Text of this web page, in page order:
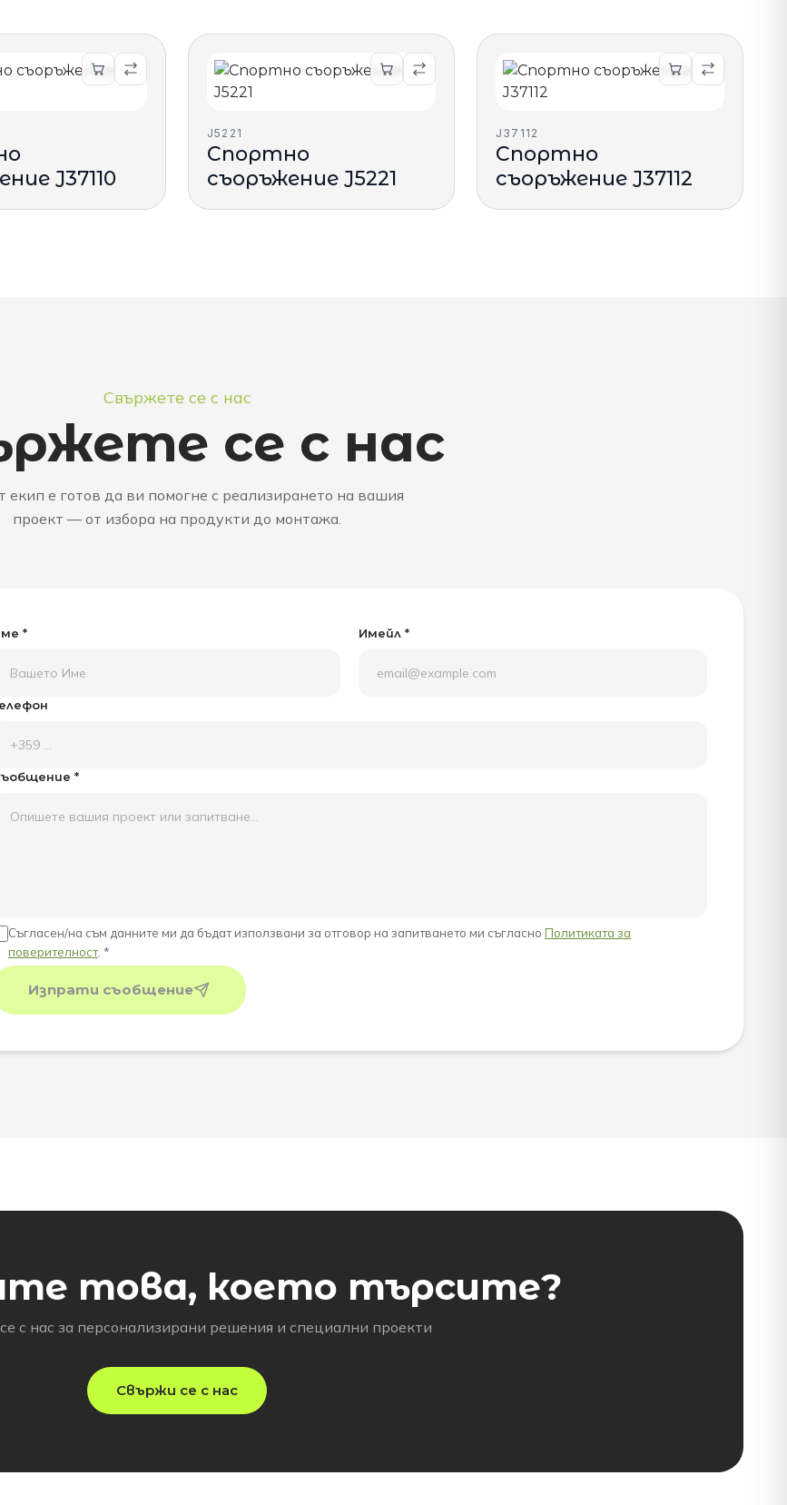
J37110
J5221
Спортно
съоръжение J5221
J37112
Спортно
съоръжение J37112
Свържете се с нас
се с нас
екип е готов да ви помогне с реализирането на вашия
проект — от избора на продукти до монтажа.
* Имейл *
*
Съгласен/на съм данните ми да бъдат използвани за отговор на запитването ми съгласно Политиката за
поверителност. *
Изпрати съобщение
това, което търсите?
с нас за персонализирани решения и специални проекти
Свържи се с нас